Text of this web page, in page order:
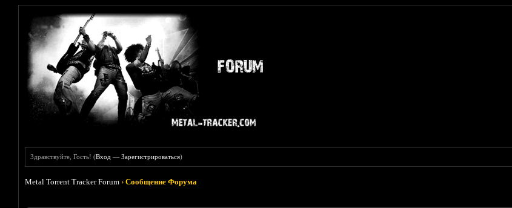
Здравствуйте, Гость! (Вход —Зарегистрироваться)
Metal Torrent Tracker Forum ›Сообщение Форума